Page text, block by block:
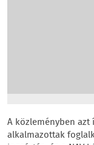
A közleményben
alkalmazottak